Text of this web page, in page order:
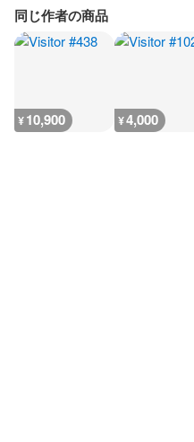
同じ作者の商品
¥10,900 ¥4,000